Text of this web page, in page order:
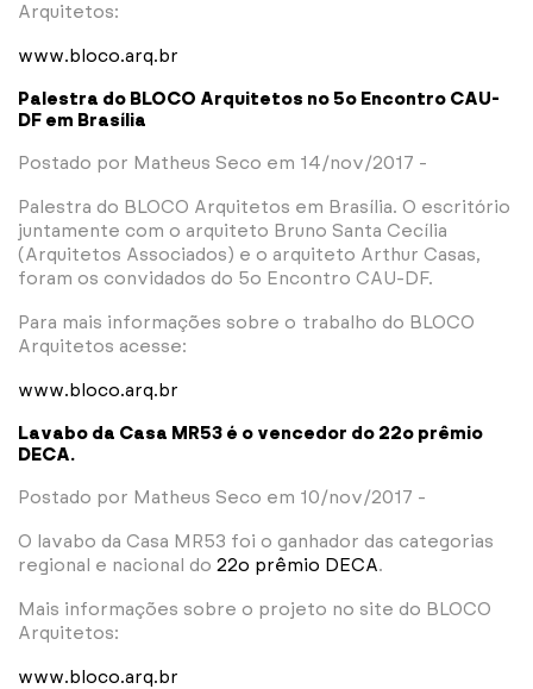
Arquitetos:
www.bloco.arq.br
Palestra do BLOCO Arquitetos no 5o Encontro CAU-
DF em Brasília
Postado por Matheus Seco em 14/nov/2017 -
Palestra do BLOCO Arquitetos em Brasília. O escritório
juntamente com o arquiteto Bruno Santa Cecília
(Arquitetos Associados) e o arquiteto Arthur Casas,
foram os convidados do 5o Encontro CAU-DF.
Para mais informações sobre o trabalho do BLOCO
Arquitetos acesse:
www.bloco.arq.br
Lavabo da Casa MR53 é o vencedor do 22o prêmio
DECA.
Postado por Matheus Seco em 10/nov/2017 -
O lavabo da Casa MR53 foi o ganhador das categorias
regional e nacional do 22o prêmio DECA.
Mais informações sobre o projeto no site do BLOCO
Arquitetos:
www.bloco.arq.br